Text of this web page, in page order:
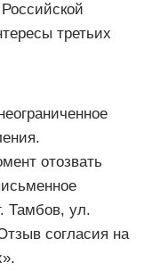
третьих
отозвать
Тамбов, ул.
согласия на